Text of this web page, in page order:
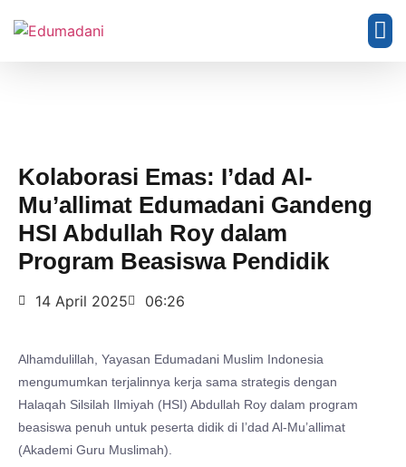
Kolaborasi Emas: I’dad Al-
Mu’allimat Edumadani Gandeng
HSI Abdullah Roy dalam
Program Beasiswa Pendidik
14 April 2025 06:26
Alhamdulillah, Yayasan Edumadani Muslim Indonesia
mengumumkan terjalinnya kerja sama strategis dengan
Halaqah Silsilah Ilmiyah (HSI) Abdullah Roy dalam program
beasiswa penuh untuk peserta didik di I’dad Al-Mu’allimat
(Akademi Guru Muslimah).